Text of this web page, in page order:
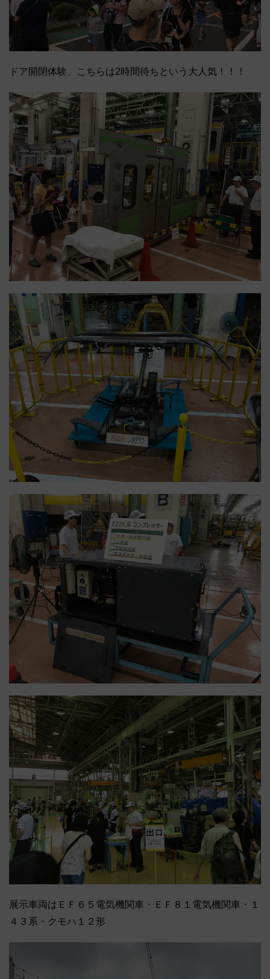
ドア開閉体験、こちらは2時間待ちという大人気！！！
展示車両はＥＦ６５電気機関車・ＥＦ８１電気機関車・１
４３系・クモハ１２形